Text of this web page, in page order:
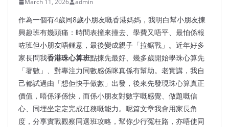
March 11, 2026 admin
作為一個有4歲同8歲小朋友嘅香港媽媽，我明白幫小朋友揀
興趣班有幾頭痛：時間表撞來撞去、學費又唔平、最怕係報
咗班但小朋友唔鍾意，最後變成親子「拉鋸戰」。近年好多
家長問我香港珠心算班點揀先最好、幾多歲開始學珠心算先
「著數」、對專注力同數感係咪真係有幫助。老實講，我自
己都試過由「想佢快手做數」出發，後來先發現珠心算真正
價值，唔係淨係快，而係小朋友對數字嘅感覺、做題嘅信
心、同埋坐定定完成任務嘅能力。呢篇文章我會用家長角
度，分享實戰觀察同選班攻略，幫你少行冤枉路，亦唔使同